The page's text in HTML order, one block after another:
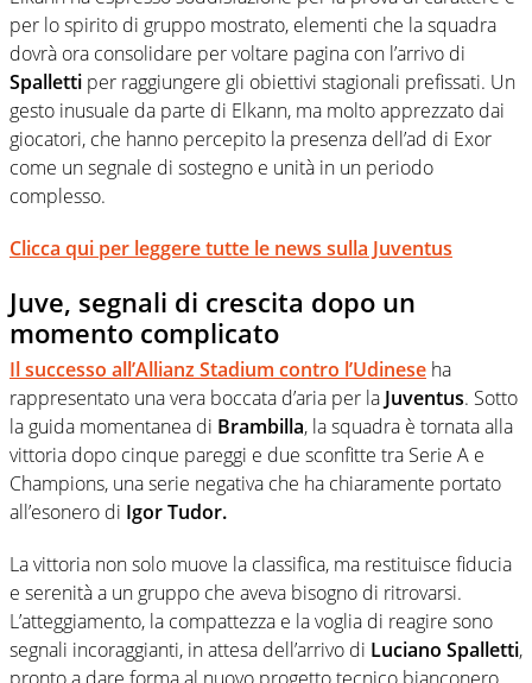
per lo spirito di gruppo mostrato, elementi che la squadra
dovrà ora consolidare per voltare pagina con l’arrivo di
Spalletti per raggiungere gli obiettivi stagionali prefissati. Un
gesto inusuale da parte di Elkann, ma molto apprezzato dai
giocatori, che hanno percepito la presenza dell’ad di Exor
come un segnale di sostegno e unità in un periodo
complesso.
Clicca qui per leggere tutte le news sulla Juventus
Juve, segnali di crescita dopo un
momento complicato
Il successo all’Allianz Stadium contro l’Udinese ha
rappresentato una vera boccata d’aria per la Juventus. Sotto
la guida momentanea di Brambilla, la squadra è tornata alla
vittoria dopo cinque pareggi e due sconfitte tra Serie A e
Champions, una serie negativa che ha chiaramente portato
all’esonero di Igor Tudor.
La vittoria non solo muove la classifica, ma restituisce fiducia
e serenità a un gruppo che aveva bisogno di ritrovarsi.
L’atteggiamento, la compattezza e la voglia di reagire sono
segnali incoraggianti, in attesa dell’arrivo di Luciano Spalletti,